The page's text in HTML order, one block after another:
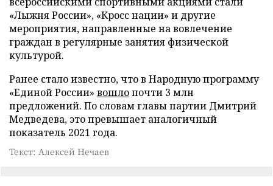
«Лыжня России», «Кросс нации» и другие
мероприятия, направленные на вовлечение
граждан в регулярные занятия физической
культурой.
Ранее стало известно, что в Народную программу
«Единой России» вошлопочти 3 млн
предложений. По словам главы партии Дмитрий
Медведева, это превышает аналогичный
показатель 2021 года.
Текст: Алексей Нечаев